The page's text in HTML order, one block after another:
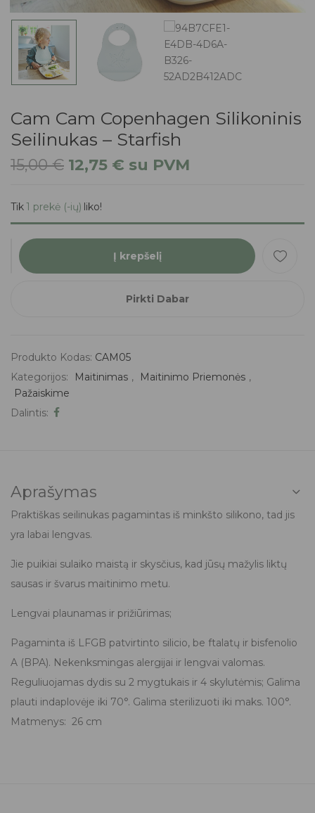
Cam Cam Copenhagen Silikoninis
Seilinukas – Starfish
15,00€ 12,75 € su PVM
Tik1 prekė (-ių) liko!
Į krepšelį
Pirkti Dabar
Produkto Kodas: CAM05
Kategorijos:
Maitinimas , Maitinimo Priemonės ,
Pažaiskime
Dalintis:
Aprašymas
Praktiškas seilinukas pagamintas iš minkšto silikono, tad jis
yra labai lengvas.
Jie puikiai sulaiko maistą ir skysčius, kad jūsų mažylis liktų
sausas ir švarus maitinimo metu.
Lengvai plaunamas ir prižiūrimas;
Pagaminta iš LFGB patvirtinto silicio, be ftalatų ir bisfenolio
A (BPA). Nekenksmingas alergijai ir lengvai valomas.
Reguliuojamas dydis su 2 mygtukais ir 4 skylutėmis; Galima
plauti indaplovėje iki 70°. Galima sterilizuoti iki maks. 100°.
Matmenys: 26 cm